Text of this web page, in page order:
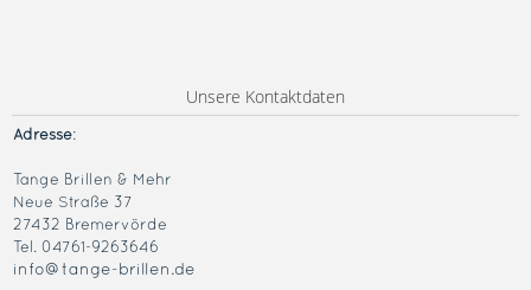
Unsere Kontaktdaten
Adresse:
Tange Brillen & Mehr
Neue Straße 37
27432 Bremervörde
Tel. 04761-9263646
info@tange-brillen.de